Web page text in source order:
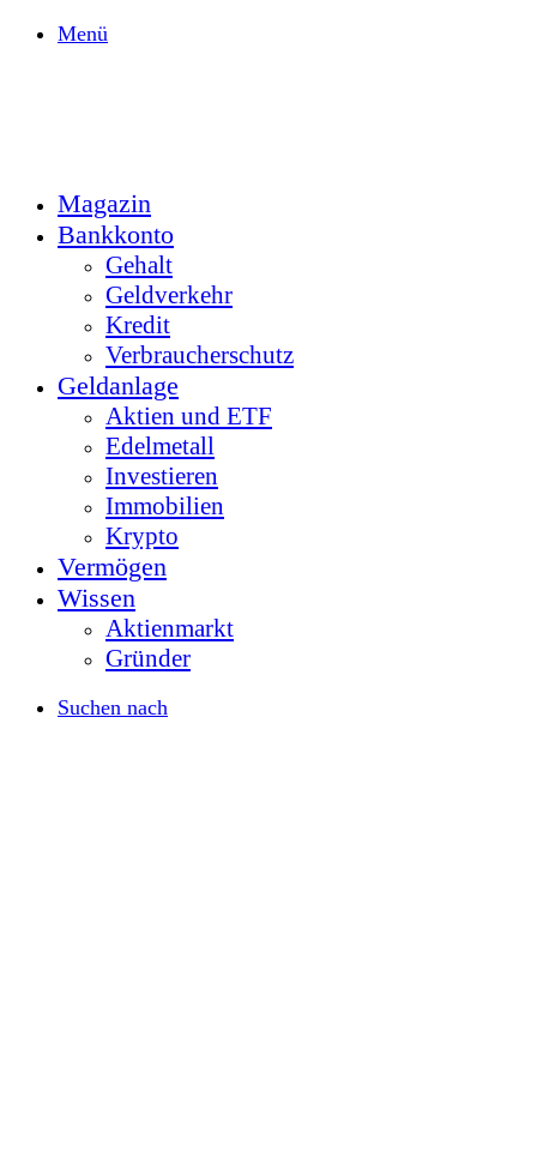
Menü
Magazin
Bankkonto
Gehalt
Geldverkehr
Kredit
Verbraucherschutz
Geldanlage
Aktien und ETF
Edelmetall
Investieren
Immobilien
Krypto
Vermögen
Wissen
Aktienmarkt
Gründer
Suchen nach